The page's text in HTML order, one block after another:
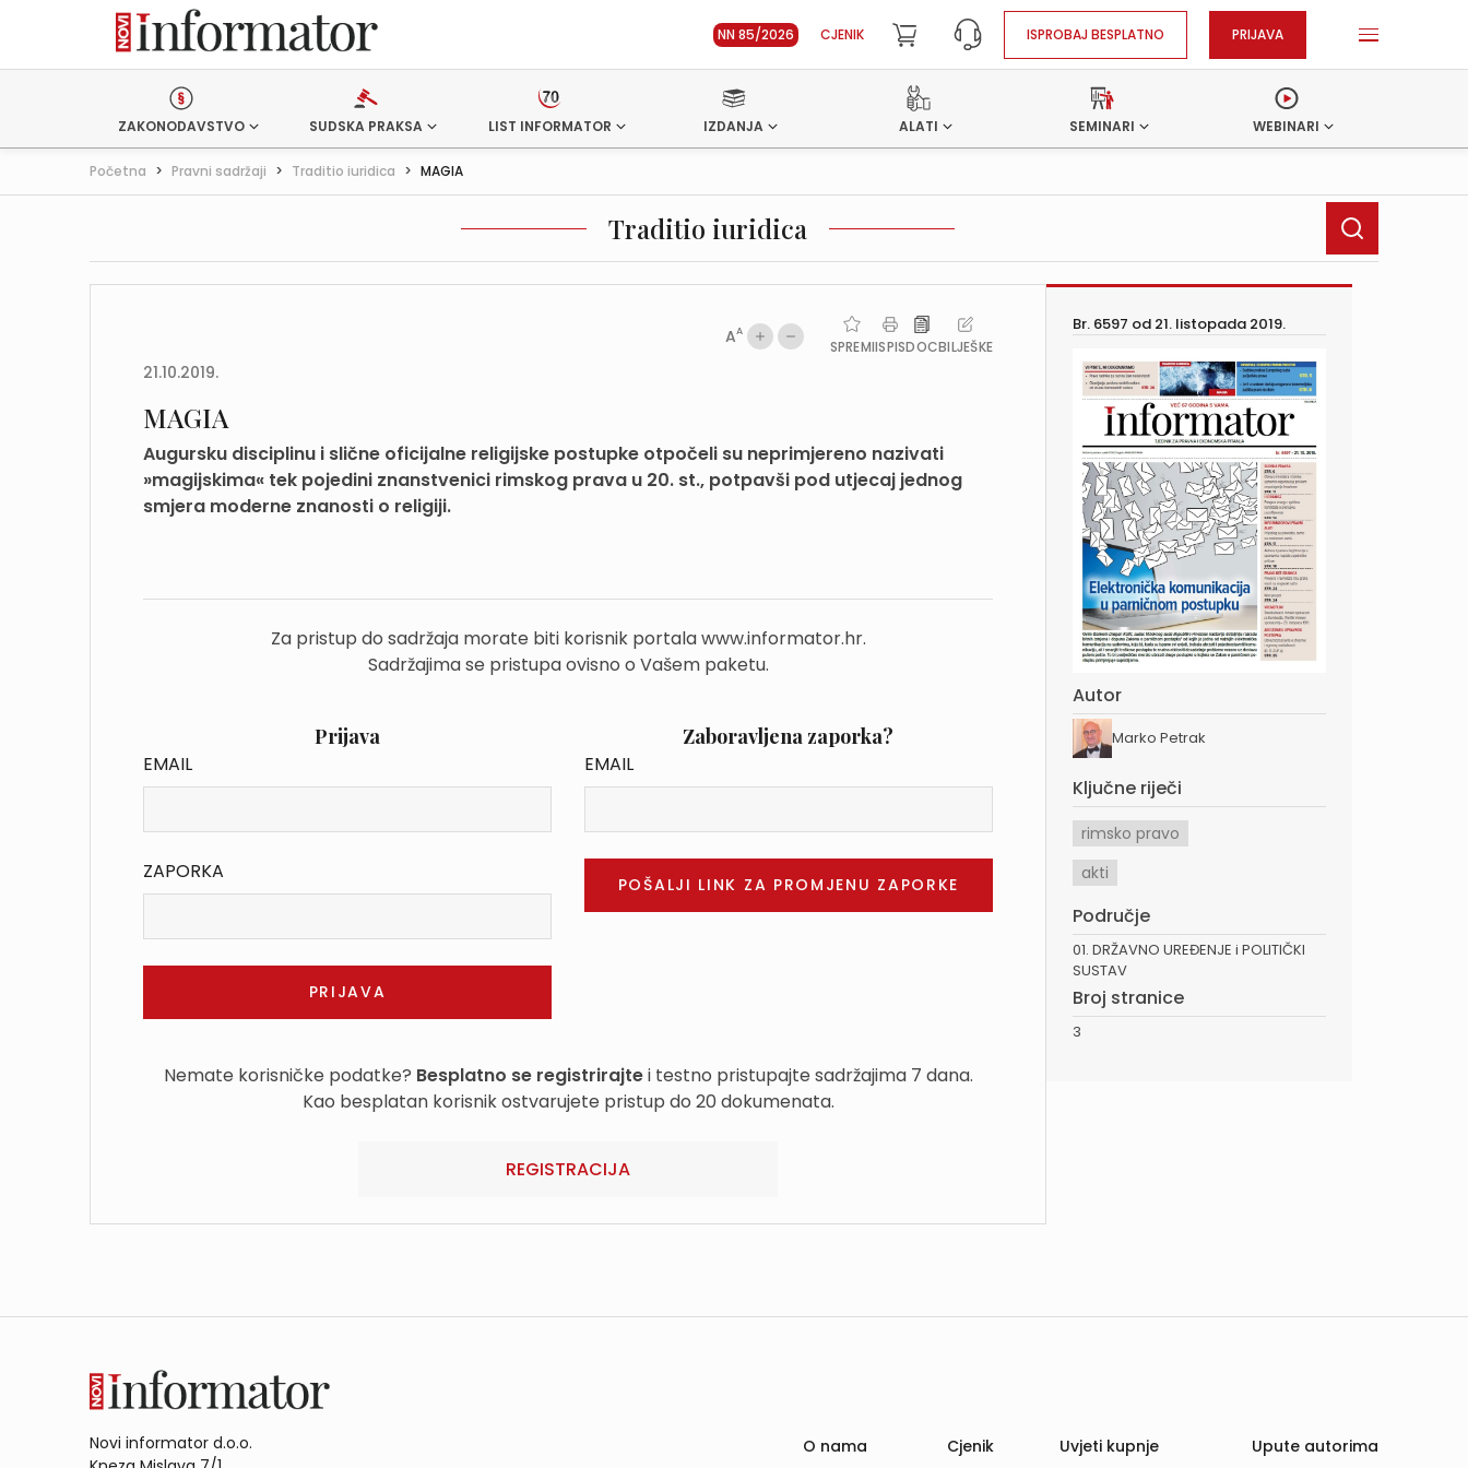
NN 85/2026 CJENIK ISPROBAJ BESPLATNO PRIJAVA
ZAKONODAVSTVO SUDSKA PRAKSA LIST INFORMATOR IZDANJA ALATI SEMINARI WEBINARI
Početna > Pravni sadržaji > Traditio iuridica > MAGIA
Traditio iuridica
AA
SPREMIISPISDOCBILJEŠKE
21.10.2019.
MAGIA
Augursku disciplinu i slične oficijalne religijske postupke otpočeli su neprimjereno nazivati
»magijskima« tek pojedini znanstvenici rimskog prava u 20. st., potpavši pod utjecaj jednog
smjera moderne znanosti o religiji.
Za pristup do sadržaja morate biti korisnik portala www.informator.hr.
Sadržajima se pristupa ovisno o Vašem paketu.
Prijava
EMAIL
ZAPORKA
Zaboravljena zaporka?
EMAIL
Nemate korisničke podatke? Besplatno se registrirajtei testno pristupajte sadržajima 7 dana.
Kao besplatan korisnik ostvarujete pristup do 20 dokumenata.
REGISTRACIJA
Br. 6597 od 21. listopada 2019.
Autor
Marko Petrak
Ključne riječi
rimsko pravo
akti
Područje
01. DRŽAVNO UREĐENJE i POLITIČKI
SUSTAV
Broj stranice
3
Novi informator d.o.o.
O nama Cjenik Uvjeti kupnje Upute autorima